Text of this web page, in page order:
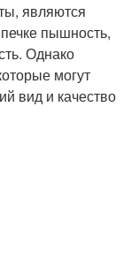
являются
пышность,
Однако
могут
вид и качество